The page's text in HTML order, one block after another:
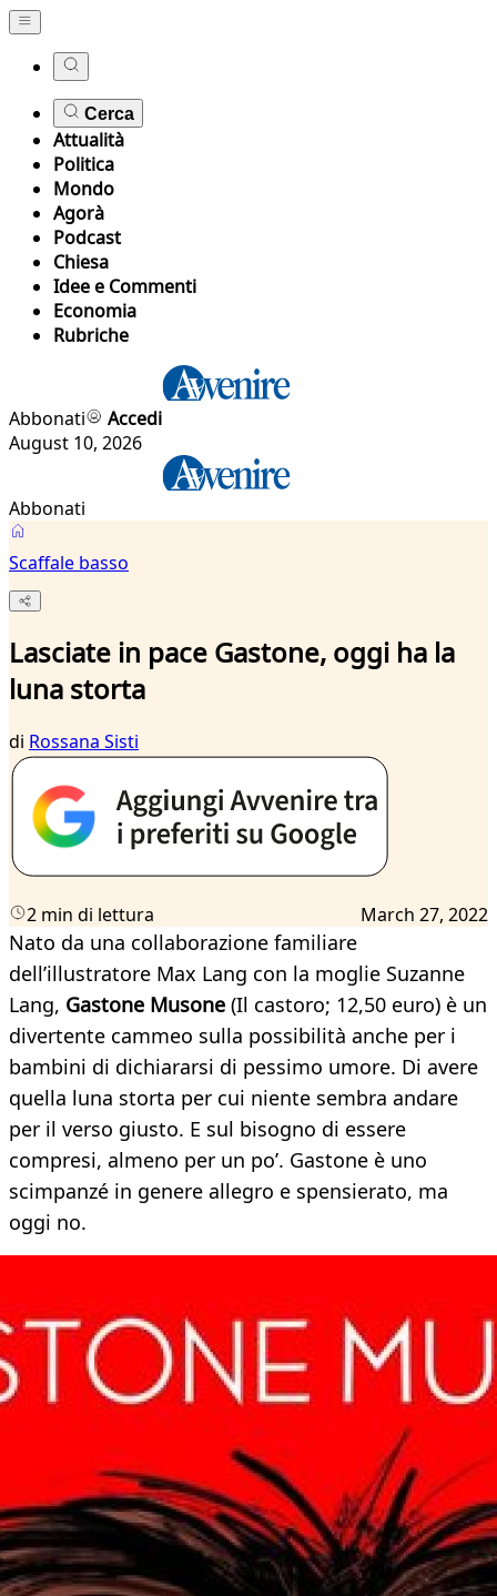
Cerca
Attualità
Politica
Mondo
Agorà
Podcast
Chiesa
Idee e Commenti
Economia
Rubriche
Abbonati
Accedi
August 10, 2026
Abbonati
Scaffale basso
Lasciate in pace Gastone, oggi ha la
luna storta
di Rossana Sisti
2 min di lettura March 27, 2022
Nato da una collaborazione familiare
dell’illustratore Max Lang con la moglie Suzanne
Lang, Gastone Musone (Il castoro; 12,50 euro) è un
divertente cammeo sulla possibilità anche per i
bambini di dichiararsi di pessimo umore. Di avere
quella luna storta per cui niente sembra andare
per il verso giusto. E sul bisogno di essere
compresi, almeno per un po’. Gastone è uno
scimpanzé in genere allegro e spensierato, ma
oggi no.